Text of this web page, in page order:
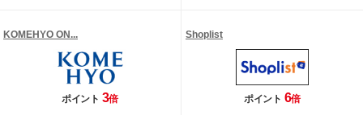
KOMEHYO ON...
ポイント 3倍
Shoplist
ポイント 6倍